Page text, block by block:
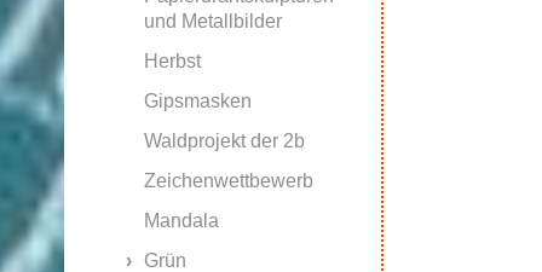
und Metallbilder
Herbst
Gipsmasken
Waldprojekt der 2b
Zeichenwettbewerb
Mandala
Grün